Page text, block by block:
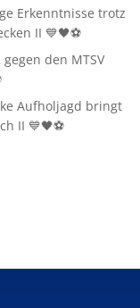
Erkenntnisse trotz
II 💙🖤⚽
den MTSV
Aufholjagd bringt
II 💙🖤⚽